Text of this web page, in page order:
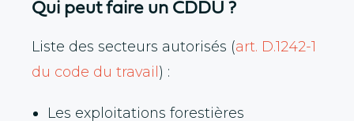
Qui peut faire un CDDU ?
Liste des secteurs autorisés (art. D.1242-1
du code du travail) :
Les exploitations forestières